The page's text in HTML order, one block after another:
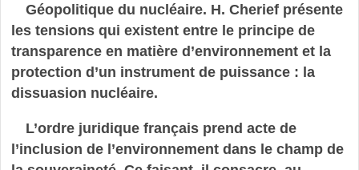
Géopolitique du nucléaire. H. Cherief présente
les tensions qui existent entre le principe de
transparence en matière d’environnement et la
protection d’un instrument de puissance : la
dissuasion nucléaire.
L’ordre juridique français prend acte de
l’inclusion de l’environnement dans le champ de